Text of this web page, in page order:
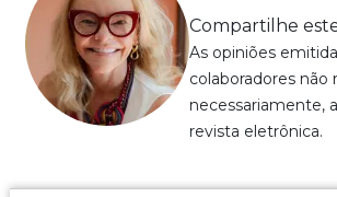
Compartilhe
As opiniões
colaboradores
necessariamente,
revista eletrônica.